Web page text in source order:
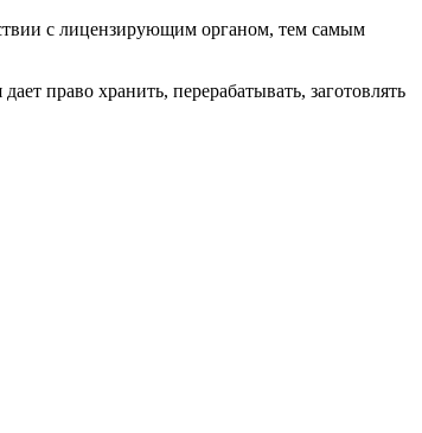
с лицензирующим органом, тем самым
право хранить, перерабатывать, заготовлять